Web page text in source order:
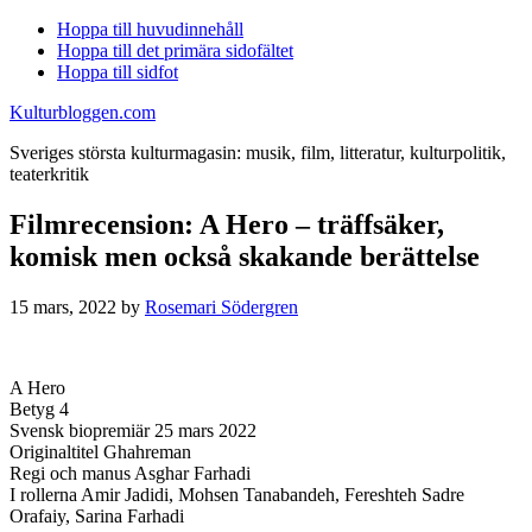
Hoppa till huvudinnehåll
Hoppa till det primära sidofältet
Hoppa till sidfot
Kulturbloggen.com
Sveriges största kulturmagasin: musik, film, litteratur, kulturpolitik,
teaterkritik
Filmrecension: A Hero – träffsäker,
komisk men också skakande berättelse
15 mars, 2022 by Rosemari Södergren
A Hero
Betyg 4
Svensk biopremiär 25 mars 2022
Originaltitel Ghahreman
Regi och manus Asghar Farhadi
I rollerna Amir Jadidi, Mohsen Tanabandeh, Fereshteh Sadre
Orafaiy, Sarina Farhadi